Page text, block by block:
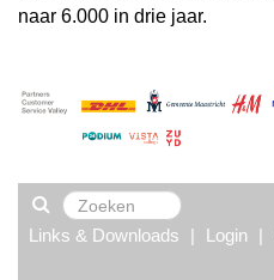
naar 6.000 in drie jaar.
Links & Downloads | Login |